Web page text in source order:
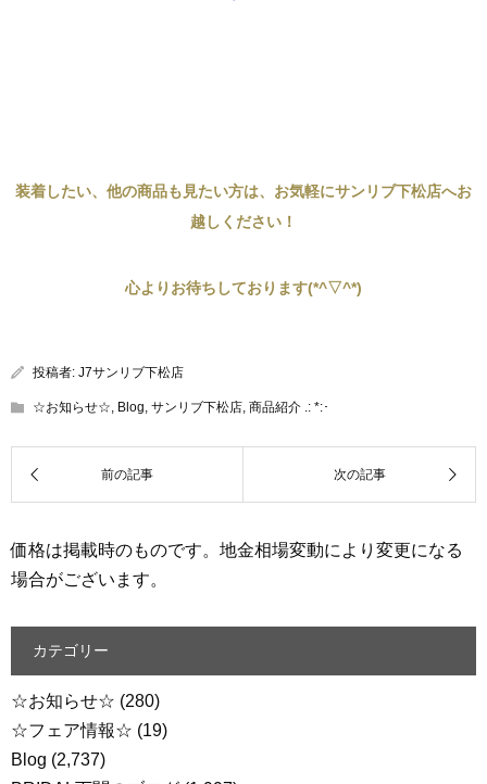
装着したい、他の商品も見たい方は、お気軽にサンリブ下松店へお
越しください！
心よりお待ちしております(*^▽^*)
投稿者: J7サンリブ下松店
☆お知らせ☆, Blog, サンリブ下松店, 商品紹介 .: *:･
価格は掲載時のものです。地金相場変動により変更になる
場合がございます。
カテゴリー
☆お知らせ☆ (280)
☆フェア情報☆ (19)
Blog (2,737)